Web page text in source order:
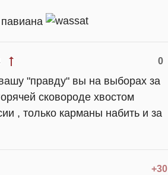
0
"правду" вы на выборах за
сковороде хвостом
, только карманы набить и за
+30